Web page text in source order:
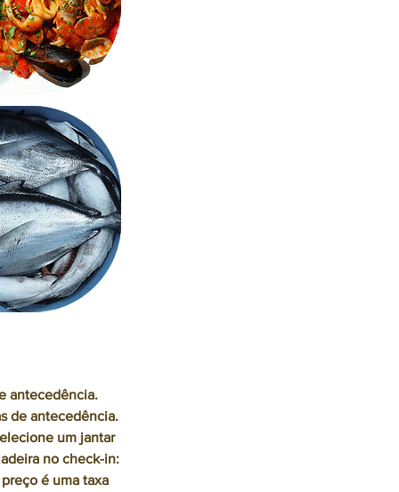
antecedência.
de antecedência.
um jantar
no check-in:
é uma taxa